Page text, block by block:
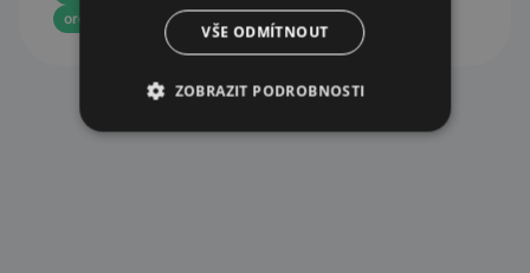
order from central warehouse
VŠE ODMÍTNOUT
ZOBRAZIT PODROBNOSTI